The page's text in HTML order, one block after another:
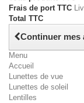
Frais de port TTC
Total TTC
Continuer mes
Menu
Accueil
Lunettes de vue
Lunettes de soleil
Lentilles